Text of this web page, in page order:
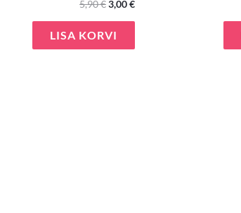
5,90€3,00€
LISA KORVI